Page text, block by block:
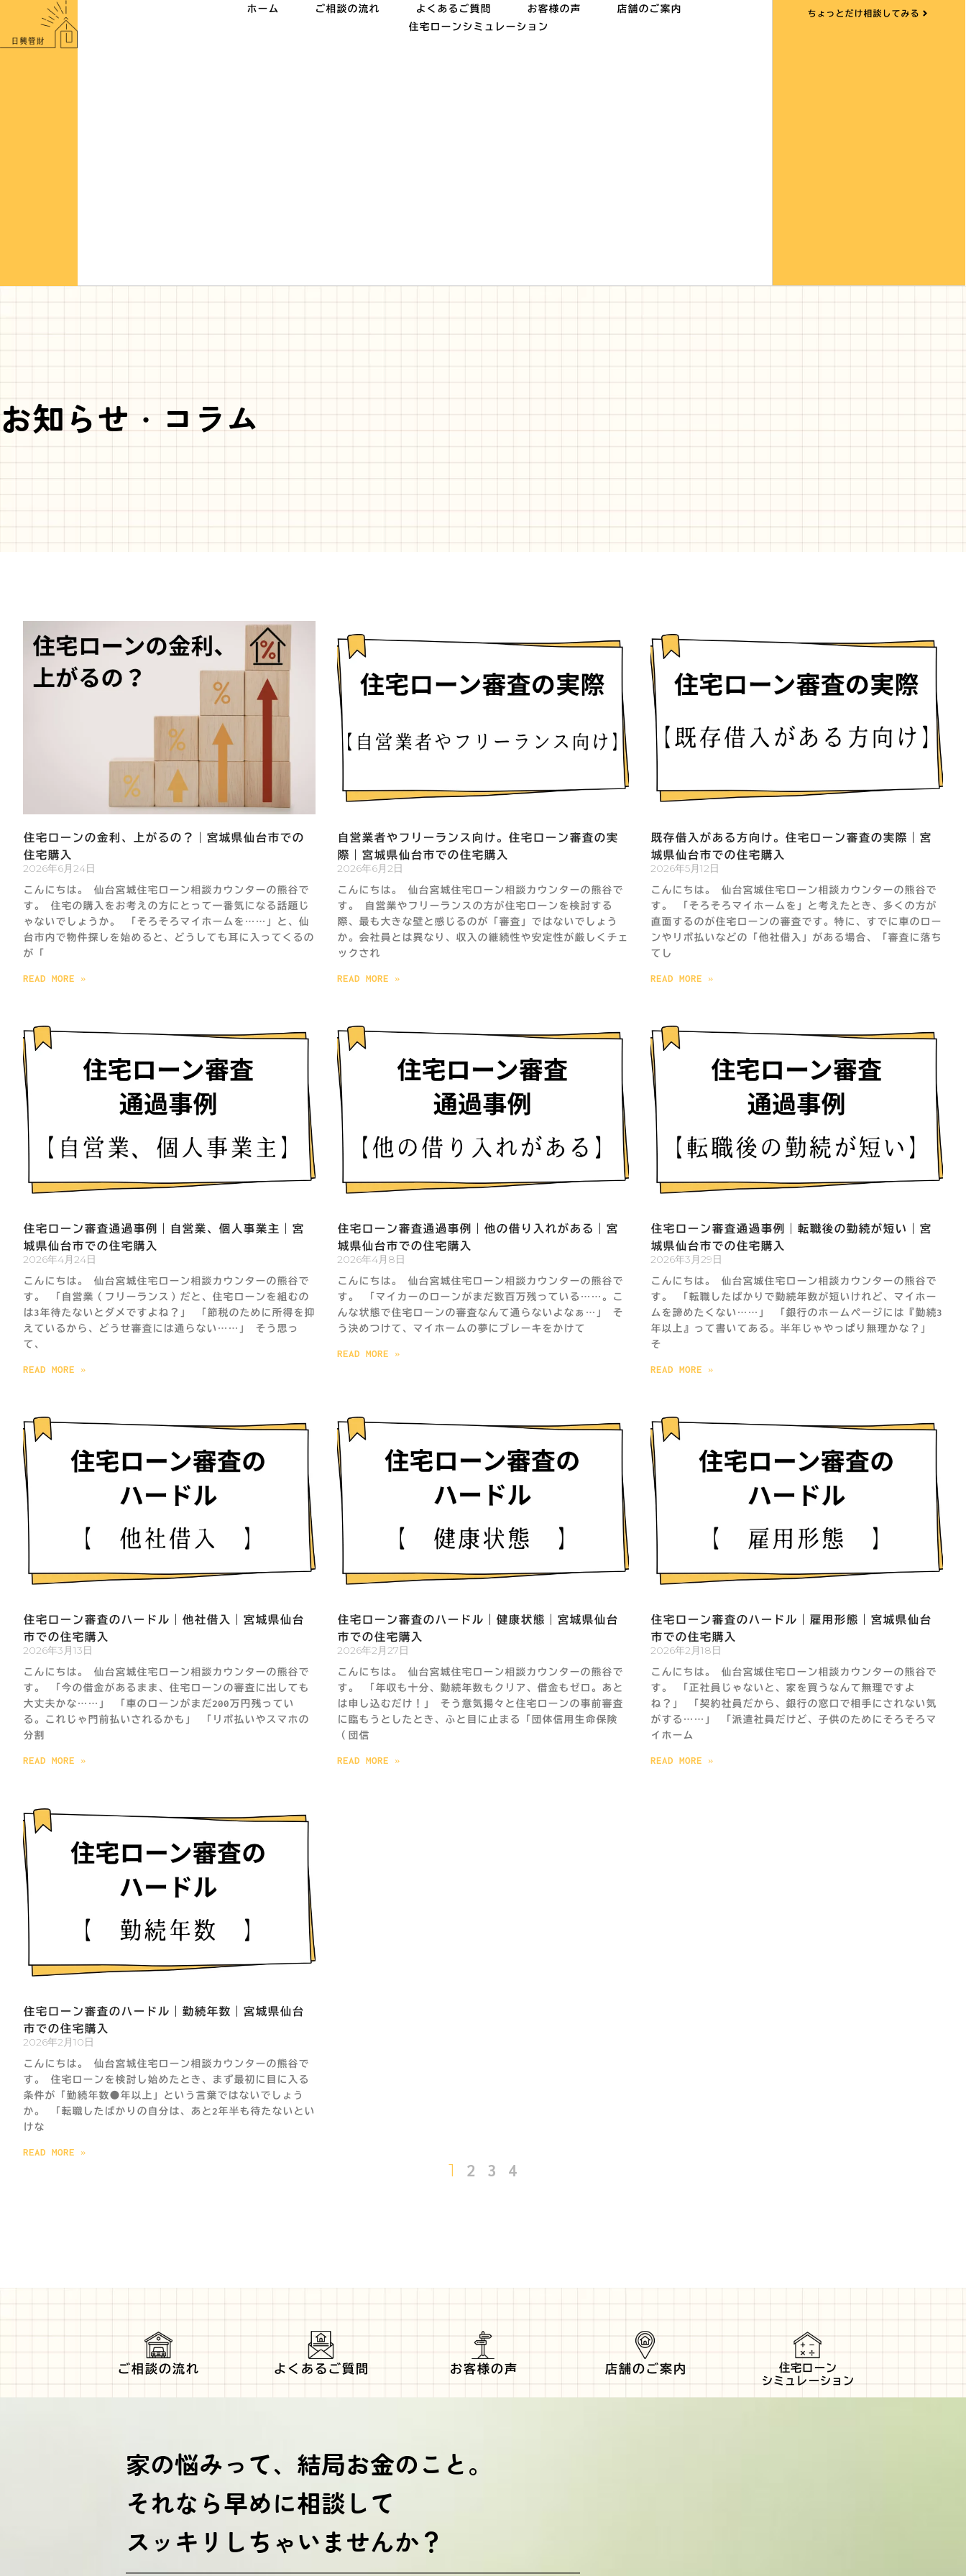
を
ホーム ご相談の流れ よくあるご質問 お客様の声
店舗のご案内
住宅ローンシミュレーション
ちょっとだけ相談してみる
お知らせ・コラム
住宅ローンの金利、上がるの？｜宮城県仙台市での
住宅購入
2026年6月24日
こんにちは。 仙台宮城住宅ローン相談カウンターの熊谷で
す。 住宅の購入をお考えの方にとって一番気になる話題じ
ゃないでしょうか。 「そろそろマイホームを……」と、仙
台市内で物件探しを始めると、どうしても耳に入ってくるの
が「
READ MORE »
自営業者やフリーランス向け。住宅ローン審査の実
際｜宮城県仙台市での住宅購入
2026年6月2日
こんにちは。 仙台宮城住宅ローン相談カウンターの熊谷で
す。 自営業やフリーランスの方が住宅ローンを検討する
際、最も大きな壁と感じるのが「審査」ではないでしょう
か。会社員とは異なり、収入の継続性や安定性が厳しくチェ
ックされ
READ MORE »
既存借入がある方向け。住宅ローン審査の実際｜宮
城県仙台市での住宅購入
2026年5月12日
こんにちは。 仙台宮城住宅ローン相談カウンターの熊谷で
す。 「そろそろマイホームを」と考えたとき、多くの方が
直面するのが住宅ローンの審査です。特に、すでに車のロー
ンやリボ払いなどの「他社借入」がある場合、「審査に落ち
てし
READ MORE »
住宅ローン審査通過事例｜自営業、個人事業主｜宮
城県仙台市での住宅購入
2026年4月24日
こんにちは。 仙台宮城住宅ローン相談カウンターの熊谷で
す。 「自営業（フリーランス）だと、住宅ローンを組むの
は3年待たないとダメですよね？」 「節税のために所得を抑
えているから、どうせ審査には通らない……」 そう思っ
て、
READ MORE »
住宅ローン審査通過事例｜他の借り入れがある｜宮
城県仙台市での住宅購入
2026年4月8日
こんにちは。 仙台宮城住宅ローン相談カウンターの熊谷で
す。 「マイカーのローンがまだ数百万残っている……。こ
んな状態で住宅ローンの審査なんて通らないよなぁ…」 そ
う決めつけて、マイホームの夢にブレーキをかけて
READ MORE »
住宅ローン審査通過事例｜転職後の勤続が短い｜宮
城県仙台市での住宅購入
2026年3月29日
こんにちは。 仙台宮城住宅ローン相談カウンターの熊谷で
す。 「転職したばかりで勤続年数が短いけれど、マイホー
ムを諦めたくない……」 「銀行のホームページには『勤続3
年以上』って書いてある。半年じゃやっぱり無理かな？」
そ
READ MORE »
住宅ローン審査のハードル｜他社借入｜宮城県仙台
市での住宅購入
2026年3月13日
こんにちは。 仙台宮城住宅ローン相談カウンターの熊谷で
す。 「今の借金があるまま、住宅ローンの審査に出しても
大丈夫かな……」 「車のローンがまだ200万円残ってい
る。これじゃ門前払いされるかも」 「リボ払いやスマホの
分割
READ MORE »
住宅ローン審査のハードル｜健康状態｜宮城県仙台
市での住宅購入
2026年2月27日
こんにちは。 仙台宮城住宅ローン相談カウンターの熊谷で
す。 「年収も十分、勤続年数もクリア、借金もゼロ。あと
は申し込むだけ！」 そう意気揚々と住宅ローンの事前審査
に臨もうとしたとき、ふと目に止まる「団体信用生命保険
（団信
READ MORE »
住宅ローン審査のハードル｜雇用形態｜宮城県仙台
市での住宅購入
2026年2月18日
こんにちは。 仙台宮城住宅ローン相談カウンターの熊谷で
す。 「正社員じゃないと、家を買うなんて無理ですよ
ね？」 「契約社員だから、銀行の窓口で相手にされない気
がする……」 「派遣社員だけど、子供のためにそろそろマ
イホーム
READ MORE »
住宅ローン審査のハードル｜勤続年数｜宮城県仙台
市での住宅購入
2026年2月10日
こんにちは。 仙台宮城住宅ローン相談カウンターの熊谷で
す。 住宅ローンを検討し始めたとき、まず最初に目に入る
条件が「勤続年数●年以上」という言葉ではないでしょう
か。 「転職したばかりの自分は、あと2年半も待たないとい
けな
READ MORE »
1 2 3 4
ご相談の流れ よくあるご質問 お客様の声 店舗のご案内
住宅ローン
シミュレーション
家の悩みって、結局お金のこと。
それなら早めに相談して
スッキリしちゃいませんか？